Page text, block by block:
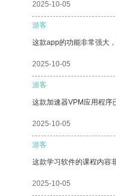
2025-10-05
游客
这款app的功能非常强大
2025-10-05
游客
这款加速器VPM应用程序
2025-10-05
游客
这款学习软件的课程内容
2025-10-05